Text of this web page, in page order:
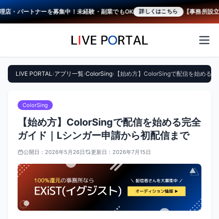
パートナーを募集中！未経験・副業でもOK 詳しくはこちら 【事務所設立を
LIVE PORTAL ›アプリ一覧›ColorSing› 【始め方】ColorSingで配信を始める
ColorSing
【始め方】ColorSingで配信を始める完全
ガイド｜Lシンガー申請から初配信まで
公開日： 2026年5月26日 更新日： 2026年7月15日